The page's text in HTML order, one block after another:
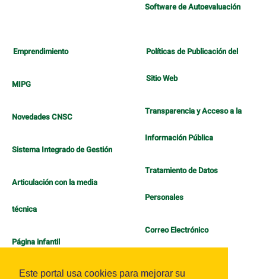
Este portal usa cookies para mejorar su
Software de Autoevaluación
Emprendimiento
MIPG
Novedades CNSC
Sistema Integrado de Gestión
Articulación con la media
técnica
Página infantil
Políticas de Publicación del
Sitio Web
Transparencia y Acceso a la
Información Pública
Tratamiento de Datos
Personales
Correo Electrónico